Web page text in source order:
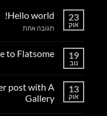
23
אוק
Hello world!
תגובה אחתעל
19
נוב
to Flatsome
Welcome
to
Flatsome
13
אוק
post with A
Gallery